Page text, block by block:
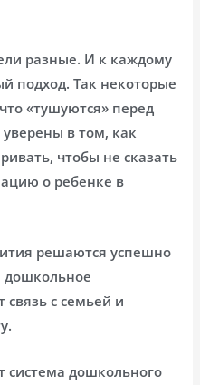
разные. И к каждому
подход. Так некоторые
«тушуются» перед
в том, как
чтобы не сказать
о ребенке в
решаются успешно
дошкольное
с семьей и
система дошкольного